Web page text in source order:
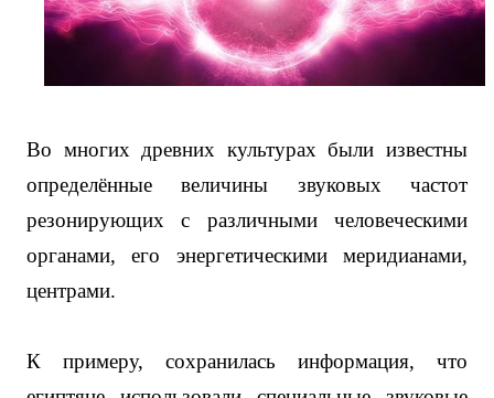
Во многих древних культурах были известны
определённые величины звуковых частот
резонирующих с различными человеческими
органами, его энергетическими меридианами,
центрами.
К примеру, сохранилась информация, что